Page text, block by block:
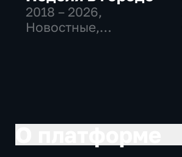
2018 – 2026,
Новостные,